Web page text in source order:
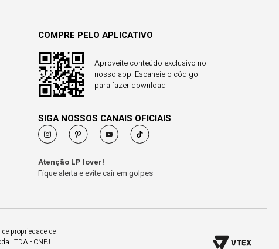
COMPRE PELO APLICATIVO
Aproveite conteúdo exclusivo no
nosso app. Escaneie o código
para fazer download
SIGA NOSSOS CANAIS OFICIAIS
Atenção LP lover!
Fique alerta e evite cair em golpes
propriedade de
LTDA - CNPJ